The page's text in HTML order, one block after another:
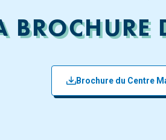
Brochure du Centre